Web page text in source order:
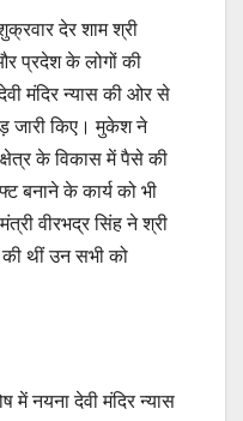
देर शाम श्री
प्रदेश के लोगों की
मंदिर न्यास की ओर से
जारी किए। मुकेश ने
के विकास में पैसे की
बनाने के कार्य को भी
वीरभद्र सिंह ने श्री
की थीं उन सभी को
में नयना देवी मंदिर न्यास